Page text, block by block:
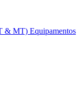
& MT) Equipamentos